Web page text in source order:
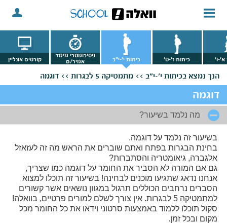
א'-ו' כיתות ז'-ט' כיתות י'-י"ב
פסיכומטרי מימד
אמיר/ם
קורסים אונליין
הנך נמצא בכיתות י'-י"ב >> מתמטיקה 5 לבגרות >> דוגמה
דוגמה
מה נלמד בשיעור?
בשיעור זה נלמד על דוגמה.
בחינת הבגרות בפתח ואתם שוברים את הראש מה זה לעזאזל
אלגברה, גיאומטריה והסתברות?
גם אם המורה לא הסביר את החומר על דוגמה כמו שצריך,
אנחנו נדאג שתגיעו מוכנים לבחינה! בשיעור זה תוכלו למצוא
הסברים נרחבים הכוללים תרגול במגוון נושאים אשר קשורים
למתמטיקה 5 לבגרות. אין צורך לשלם למורים פרטיים, בוואלה!
סקול תוכלו ללמוד באמצעות סרטוני וידאו את כל החומר מכל
מקום ובכל זמן.